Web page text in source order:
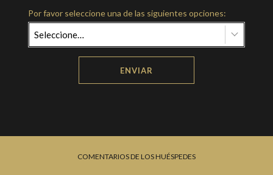
Por favor seleccione una de las siguientes opciones:
Seleccione…
ENVIAR
COMENTARIOS DE LOS HUÉSPEDES